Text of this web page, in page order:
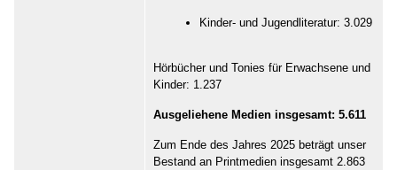
Kinder- und Jugendliteratur: 3.029
Hörbücher und Tonies für Erwachsene und
Kinder: 1.237
Ausgeliehene Medien insgesamt: 5.611
Zum Ende des Jahres 2025 beträgt unser
Bestand an Printmedien insgesamt 2.863